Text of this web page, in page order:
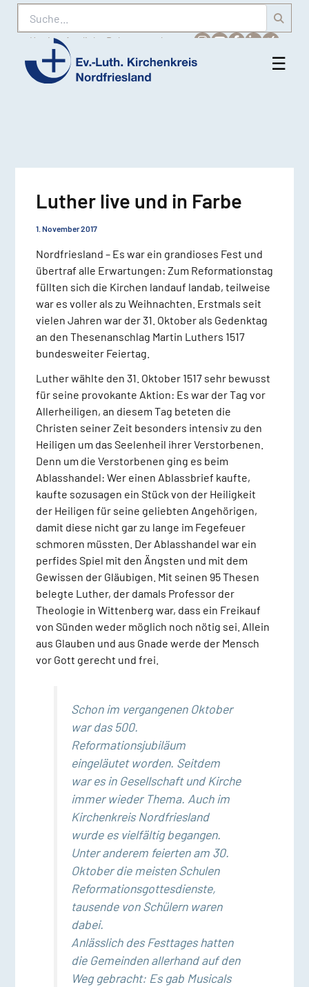
Suche
Karriere Amtliche Bekanntmachungen
Ev.-
☰
Luther live und in Farbe
1. November 2017
Nordfriesland – Es war ein grandioses Fest und
übertraf alle Erwartungen: Zum Reformationstag
füllten sich die Kirchen landauf landab, teilweise
war es voller als zu Weihnachten. Erstmals seit
vielen Jahren war der 31. Oktober als Gedenktag
an den Thesenanschlag Martin Luthers 1517
bundesweiter Feiertag.
Luther wählte den 31. Oktober 1517 sehr bewusst
für seine provokante Aktion: Es war der Tag vor
Allerheiligen, an diesem Tag beteten die
Christen seiner Zeit besonders intensiv zu den
Heiligen um das Seelenheil ihrer Verstorbenen.
Denn um die Verstorbenen ging es beim
Ablasshandel: Wer einen Ablassbrief kaufte,
kaufte sozusagen ein Stück von der Heiligkeit
der Heiligen für seine geliebten Angehörigen,
damit diese nicht gar zu lange im Fegefeuer
schmoren müssten. Der Ablasshandel war ein
perfides Spiel mit den Ängsten und mit dem
Gewissen der Gläubigen. Mit seinen 95 Thesen
belegte Luther, der damals Professor der
Theologie in Wittenberg war, dass ein Freikauf
von Sünden weder möglich noch nötig sei. Allein
aus Glauben und aus Gnade werde der Mensch
vor Gott gerecht und frei.
Schon im vergangenen Oktober
war das 500.
Reformationsjubiläum
eingeläutet worden. Seitdem
war es in Gesellschaft und Kirche
immer wieder Thema. Auch im
Kirchenkreis Nordfriesland
wurde es vielfältig begangen.
Unter anderem feierten am 30.
Oktober die meisten Schulen
Reformationsgottesdienste,
tausende von Schülern waren
dabei.
Anlässlich des Festtages hatten
die Gemeinden allerhand auf den
Weg gebracht: Es gab Musicals